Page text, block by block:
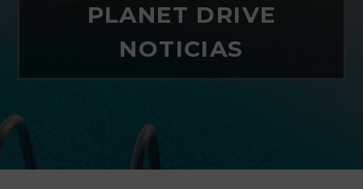
PLANET DRIVE
NOTICIAS